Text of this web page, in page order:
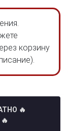
корзину
🔥